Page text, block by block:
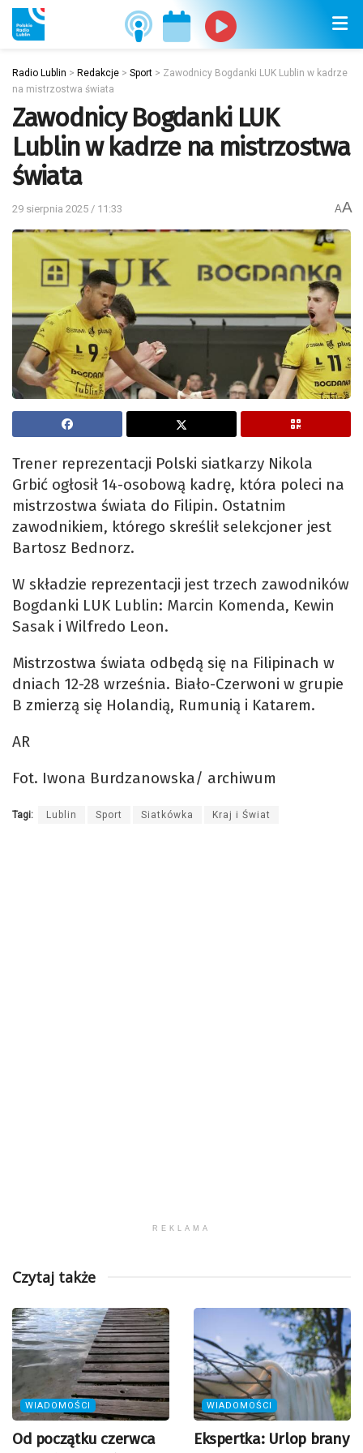
Radio Lublin > Redakcje > Sport > Zawodnicy Bogdanki LUK Lublin w kadrze
na mistrzostwa świata
Zawodnicy Bogdanki LUK
Lublin w kadrze na mistrzostwa
świata
29 sierpnia 2025 / 11:33 AA
Trener reprezentacji Polski siatkarzy Nikola
Grbić ogłosił 14-osobową kadrę, która poleci na
mistrzostwa świata do Filipin. Ostatnim
zawodnikiem, którego skreślił selekcjoner jest
Bartosz Bednorz.
W składzie reprezentacji jest trzech zawodników
Bogdanki LUK Lublin: Marcin Komenda, Kewin
Sasak i Wilfredo Leon.
Mistrzostwa świata odbędą się na Filipinach w
dniach 12-28 września. Biało-Czerwoni w grupie
B zmierzą się Holandią, Rumunią i Katarem.
AR
Fot. Iwona Burdzanowska/ archiwum
Tagi: Lublin Sport Siatkówka Kraj i Świat
REKLAMA
Czytaj także
WIADOMOŚCI
Od początku czerwca
WIADOMOŚCI
Ekspertka: Urlop brany